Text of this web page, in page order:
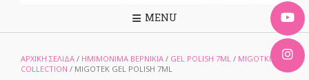
MENU
ΑΡΧΙΚΉ ΣΕΛΊΔΑ / ΗΜΙΜΟΝΙΜΑ ΒΕΡΝΙΚΙΑ / GEL POLISH 7ML / MIGOTKI
COLLECTION / MIGOTEK GEL POLISH 7ML